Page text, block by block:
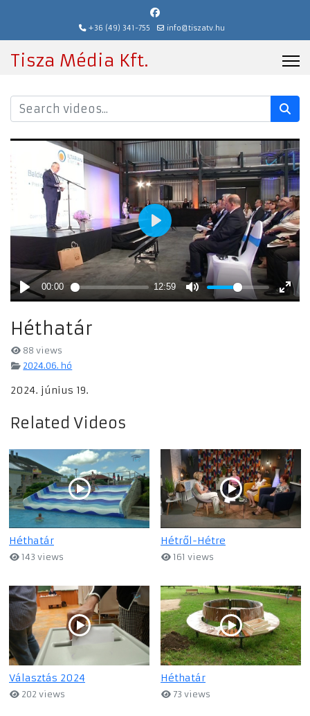
+36 (49) 341-755 info@tiszatv.hu
Tisza Média Kft.
Héthatár
88 views
2024.06. hó
2024. június 19.
Related Videos
Héthatár
143 views
Hétről-Hétre
161 views
Választás 2024
202 views
Héthatár
73 views